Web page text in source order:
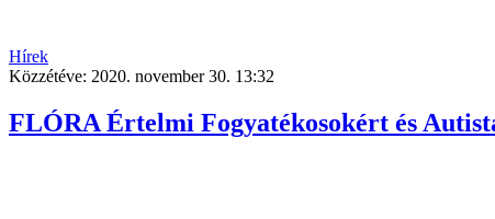
Hírek
Közzétéve: 2020. november 30. 13:32
FLÓRA Értelmi Fogyatékosokért és